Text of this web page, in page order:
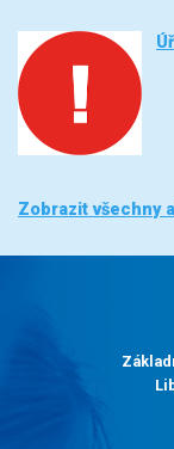
Zobrazit všechny